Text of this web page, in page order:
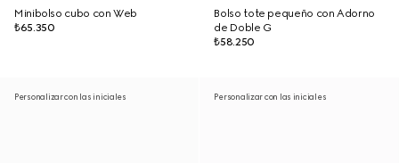
Minibolso cubo con Web
₺65.350
Bolso tote pequeño con Adorno
de Doble G
₺58.250
Personalizar con las iniciales Personalizar con las iniciales